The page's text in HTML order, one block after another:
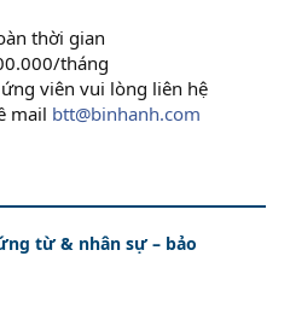
thời gian
tháng
ứng viên vui lòng liên hệ
mail btt@binhanh.com
từ & nhân sự – bảo